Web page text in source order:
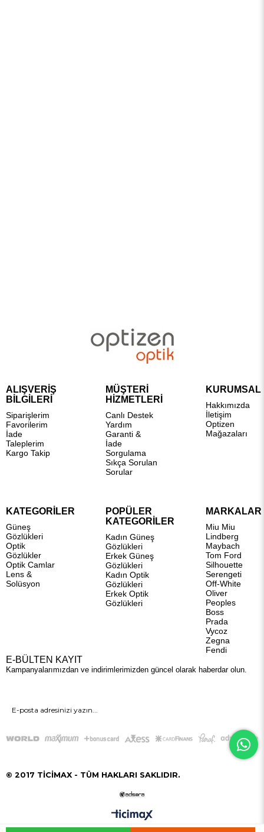
ALIŞVERİŞ
BİLGİLERİ
Siparişlerim
Favorilerim
İade
Taleplerim
Kargo Takip
MÜŞTERİ
HİZMETLERİ
Canlı Destek
Yardım
Garanti &
İade
Sorgulama
Sıkça Sorulan
Sorular
KURUMSAL
Hakkımızda
İletişim
Optizen
Mağazaları
KATEGORİLER
Güneş
Gözlükleri
Optik
Gözlükler
Optik Camlar
Lens &
Solüsyon
POPÜLER
KATEGORİLER
Kadın Güneş
Gözlükleri
Erkek Güneş
Gözlükleri
Kadın Optik
Gözlükleri
Erkek Optik
Gözlükleri
MARKALAR
Miu Miu
Lindberg
Maybach
Tom Ford
Silhouette
Serengeti
Off-White
Oliver
Peoples
Boss
Prada
Vycoz
Zegna
Fendi
E-BÜLTEN KAYIT
Kampanyalarımızdan ve indirimlerimizden güncel olarak haberdar olun.
GÖNDER
© 2017 TİCİMAX - TÜM HAKLARI SAKLIDIR.